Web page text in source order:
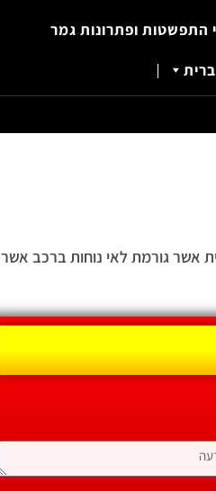
התפשטות ופתרונות גמר
אשר גורמת לאי נוחות ברכב אשר